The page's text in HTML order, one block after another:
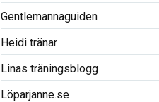
Gentlemannaguiden
Heidi tränar
Linas träningsblogg
Löparjanne.se